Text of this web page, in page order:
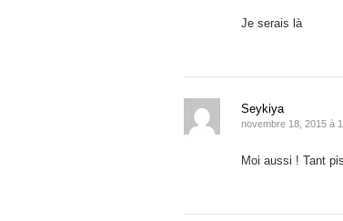
Je serais là
Seykiya
novembre 18, 2015 à
Moi aussi ! Tant